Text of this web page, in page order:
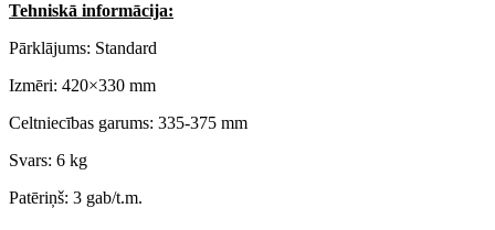
Tehniskā informācija:
Pārklājums: Standard
Izmēri: 420×330 mm
Celtniecības garums: 335-375 mm
Svars: 6 kg
Patēriņš: 3 gab/t.m.